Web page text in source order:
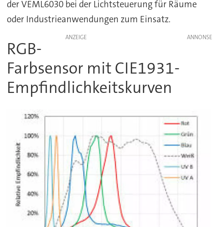
der VEML6030 bei der Lichtsteuerung für Räume
oder Industrieanwendungen zum Einsatz.
ANZEIGE
RGB-
Farbsensor mit CIE1931-
Empfindlichkeitskurven